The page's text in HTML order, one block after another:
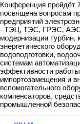
Конференция пройдёт
посвящена вопросам
предприятий
- ТЭЦ, ТЭС, ГРЭС, АЭС
модернизации турбин,
энергетического
водоподготовки,
системам
эффективности
импортозамещения и
вспомогательного
компенсаторов,
промышленной